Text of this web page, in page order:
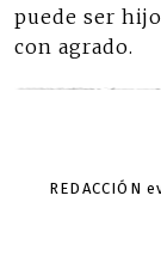
puede ser
con agrado.